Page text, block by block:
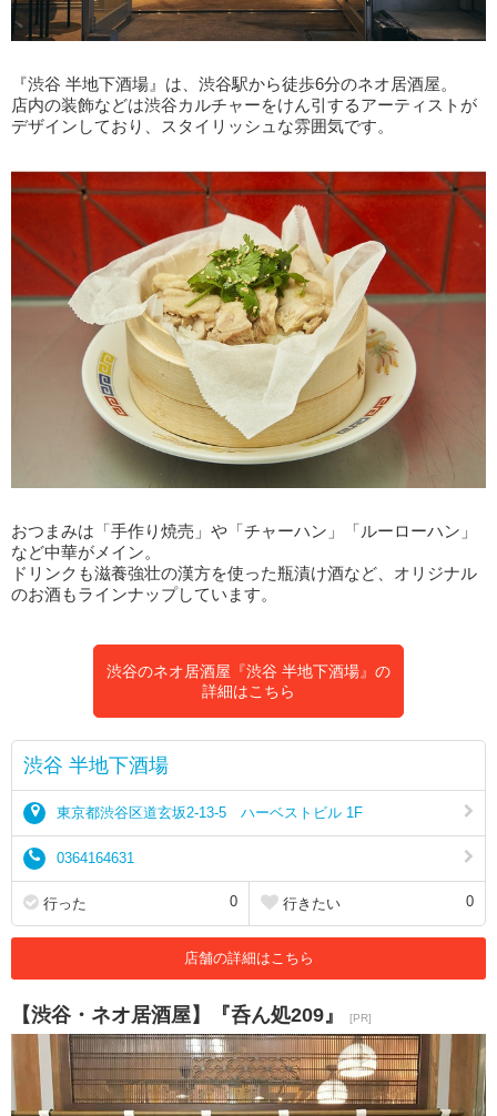
『渋谷 半地下酒場』は、渋谷駅から徒歩6分のネオ居酒屋。
店内の装飾などは渋谷カルチャーをけん引するアーティストが
デザインしており、スタイリッシュな雰囲気です。
おつまみは「手作り焼売」や「チャーハン」「ルーローハン」
など中華がメイン。
ドリンクも滋養強壮の漢方を使った瓶漬け酒など、オリジナル
のお酒もラインナップしています。
渋谷のネオ居酒屋『渋谷 半地下酒場』の
詳細はこちら
渋谷 半地下酒場
東京都渋谷区道玄坂2-13-5 ハーベストビル 1F
0364164631
行った 0 行きたい 0
店舗の詳細はこちら
【渋谷・ネオ居酒屋】『呑ん処209』 [PR]